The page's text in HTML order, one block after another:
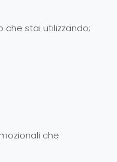
stai utilizzando;
che